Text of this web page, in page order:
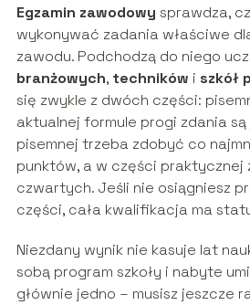
Egzamin zawodowy sprawdza,
wykonywać zadania właściwe
zawodu. Podchodzą do niego
branżowych, techników i szkół
się zwykle z dwóch części:
aktualnej formule progi zdania
pisemnej trzeba zdobyć co
punktów, a w części praktycznej
czwartych. Jeśli nie osiągniesz
części, cała kwalifikacja ma
Niezdany wynik nie kasuje lat
sobą program szkoły i nabyte
głównie jedno – musisz jeszcze